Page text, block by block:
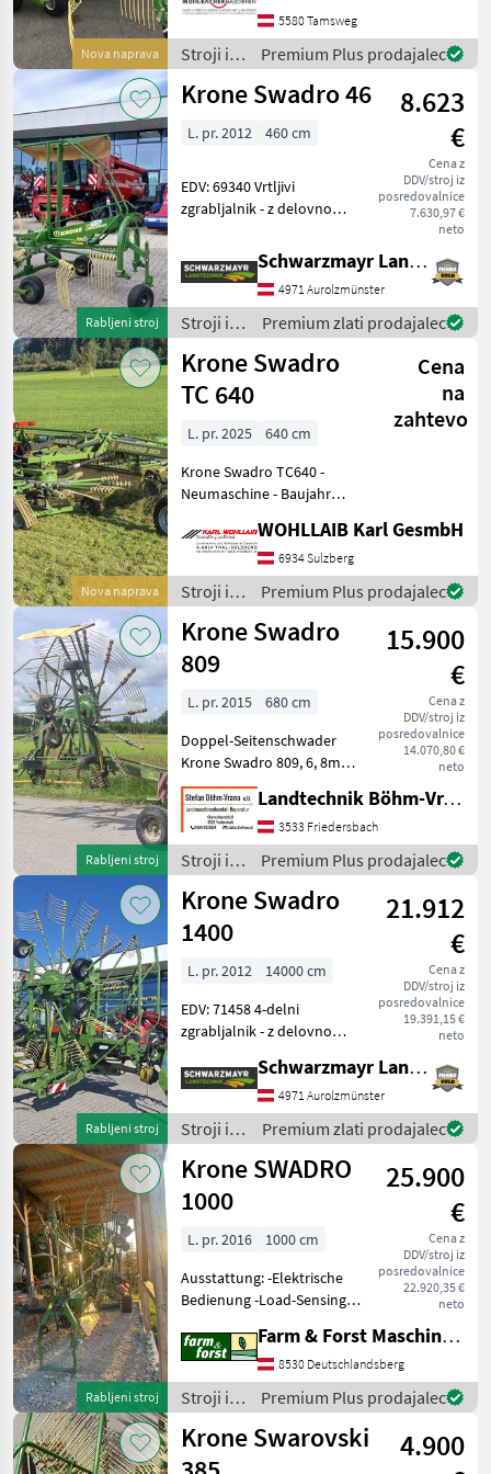
Nova naprava
1.300mm - Transportbreite
ca. 1.850mm - Gewicht ca.
490kg - Kreiseldurchm
5580 Tamsweg
Stroji in
oprema
za žetev
spravilo
Premium Plus prodajalec
Rabljeni stroj
Krone Swadro 46
8.623
€
Cena z
DDV/stroj iz
posredovalnice
7.630,97 €
neto
L. pr. 2012 460 cm
EDV: 69340 Vrtljivi
zgrabljalnik - z delovno
osjo - s podporno kolesom
- s pokrivno tkanino - z 13
ročaji z vilicami, od katerih
je 7 zl
Schwarzmayr Landtechnik GmbH - Aurolzmünster
4971 Aurolzmünster
Stroji in
oprema
za žetev
in
spravilo
/ Krone
Premium zlati prodajalec
Nova naprava
Krone Swadro
TC 640
Cena
na
zahtevo
L. pr. 2025
640 cm
Krone Swadro TC640 -
Neumaschine - Baujahr
15.3 - Achsschemel
Zwangslenkung - klappbare
Zinkenarme - 6-Rad-
Kreiselfahrwerk mit
WOHLLAIB Karl GesmbH
6934 Sulzberg
Stroji in
oprema
za žetev
in
spravilo
/ Krone
Premium Plus prodajalec
Rabljeni stroj
Krone Swadro
809
15.900
€
Cena z
DDV/stroj iz
posredovalnice
14.070,80 €
neto
L. pr. 2015
680 cm
Doppel-Seitenschwader
Krone Swadro 809, 6, 8m
Arbeitsbreite,
Kreiseldurchmesser
2x330cm, neues
Schwadtuch, nur 1 ew.
Steuergerät nötig,
Zwangslenkung über
Achsschenke
Landtechnik Böhm-Vrana GmbH
3533 Friedersbach
Stroji in
oprema
za žetev
in
spravilo
/ Krone
Premium Plus prodajalec
Rabljeni stroj
Krone Swadro
1400
21.912
€
Cena z
DDV/stroj iz
posredovalnice
19.391,15 €
neto
L. pr. 2012
14000 cm
EDV: 71458 4-delni
zgrabljalnik - z delovno
točkovnim priklopom - s 4 x
13 ročaji z zobmi, vsak z 4
dvojnimi zobmi - s
štirikolesnim podvozjem
Schwarzmayr Landtechnik GmbH - Aurolzmünster
4971 Aurolzmünster
Stroji in
oprema
za žetev
in
spravilo
/ Krone
Premium zlati prodajalec
Rabljeni stroj
Krone SWADRO
1000
25.900
€
Cena z
DDV/stroj iz
posredovalnice
22.920,35 €
neto
L. pr. 2016
1000 cm
Ausstattung: -Elektrische
Bedienung -Load-Sensing-
Arbeitsbreitenverstellung
-8 Tasträder pro Kreisel -
Elektrische
Arbeitstiefenverstellung
Farm & Forst Maschinenhandel GmbH. u. CoKG
8530 Deutschlandsberg
Stroji in
oprema
za žetev
in
Premium Plus prodajalec
Krone Swarovski
4.900